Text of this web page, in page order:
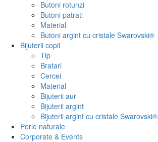
Butoni rotunzi
Butoni patrati
Material
Butoni argint cu cristale Swarovski®
Bijuterii copii
Tip
Bratari
Cercei
Material
Bijuterii aur
Bijuterii argint
Bijuterii argint cu cristale Swarovski®
Perle naturale
Corporate & Events